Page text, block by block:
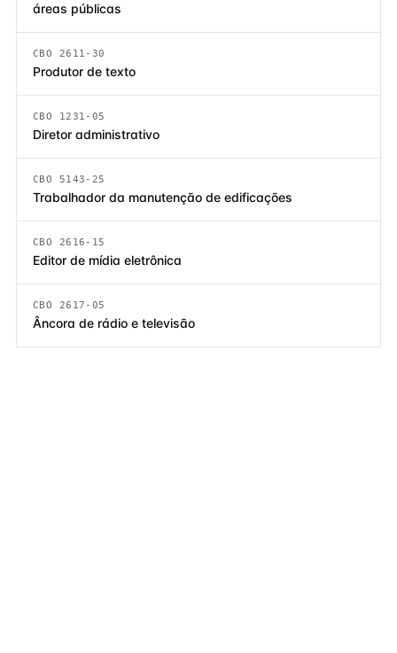
áreas públicas
CBO 2611-30
Produtor de texto
CBO 1231-05
Diretor administrativo
CBO 5143-25
Trabalhador da manutenção de edificações
CBO 2616-15
Editor de mídia eletrônica
CBO 2617-05
Âncora de rádio e televisão